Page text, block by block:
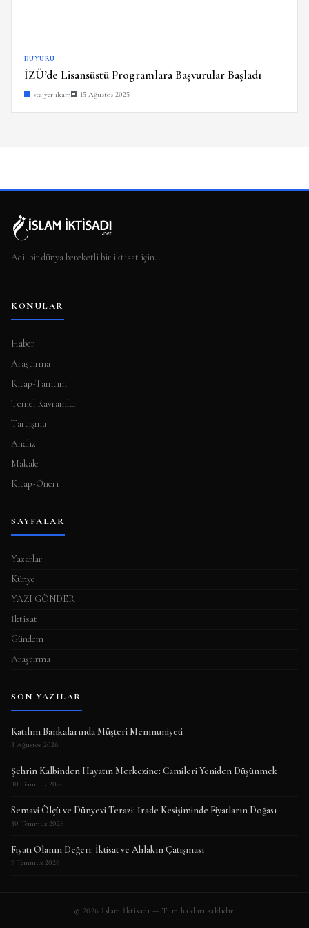
DUYURU
İZÜ’de Lisansüstü Programlara Başvurular Başladı
stajyer ikam 15 Ağustos 2025
Adil bir dünya bereketli bir iktisat için…
KONULAR
Haber
Araştırma
Kitap-Tanıtım
Temel Kavramlar
Tartışma
Analiz
Makale
Kitap-Öneri
SAYFALAR
Yazarlar
Künye
YAZI GÖNDER
İktisat
Gündem
Araştırma
SON YAZILAR
Katılım Bankalarında Müşteri Memnuniyeti
3 Ağustos 2026
Şehrin Kalbinden Hayatın Merkezine: Camileri Yeniden Düşünmek
30 Temmuz 2026
Semavi Ölçü ve Dünyevi Terazi: İrade Kesişiminde Fiyatların Doğası
30 Temmuz 2026
Fiyatı Olanın Değeri: İktisat ve Ahlakın Çatışması
9 Temmuz 2026
© 2026 İslam İktisadı — Tüm hakları saklıdır.